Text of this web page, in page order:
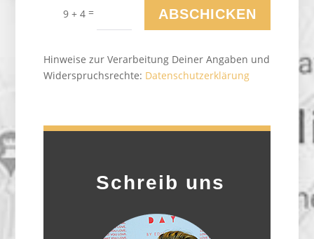
9 + 4= ABSCHICKEN
Alternative:
Hinweise zur Verarbeitung Deiner Angaben und
Widerspruchsrechte: Datenschutzerklärung
Schreib uns